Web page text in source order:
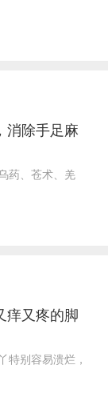
消除手足麻
药、苍术、羌
痒又疼的脚
特别容易溃烂，